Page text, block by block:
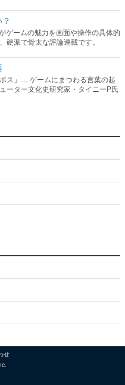
ゲームの魅力を画面や操作の具体的
硬派で骨太な評論連載です。
ス」… ゲームにまつわる言葉の起
ーター文化史研究家・タイニーP氏
せ